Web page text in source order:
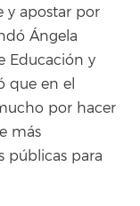
y apostar por
Ángela
Educación y
que en el
por hacer
más
públicas para